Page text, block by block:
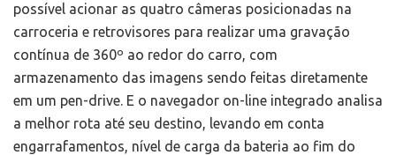
possível acionar as quatro câmeras posicionadas na
carroceria e retrovisores para realizar uma gravação
contínua de 360º ao redor do carro, com
armazenamento das imagens sendo feitas diretamente
em um pen-drive. E o navegador on-line integrado analisa
a melhor rota até seu destino, levando em conta
engarrafamentos, nível de carga da bateria ao fim do